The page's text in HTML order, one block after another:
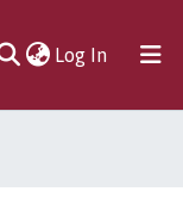
Log In(current)